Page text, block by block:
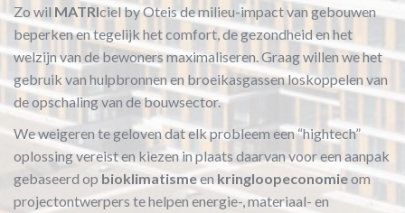
Zo wil MATRIciel by Oteis de milieu-impact van gebouwen
beperken en tegelijk het comfort, de gezondheid en het
welzijn van de bewoners maximaliseren. Graag willen we het
gebruik van hulpbronnen en broeikasgassen loskoppelen van
de opschaling van de bouwsector.
We weigeren te geloven dat elk probleem een “hightech”
oplossing vereist en kiezen in plaats daarvan voor een aanpak
gebaseerd op bioklimatismeen kringloopeconomieom
projectontwerpers te helpen energie-, materiaal- en